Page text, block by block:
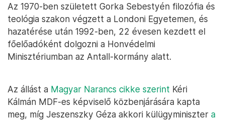
Az 1970-ben született Gorka Sebestyén filozófia és
teológia szakon végzett a Londoni Egyetemen, és
hazatérése után 1992-ben, 22 évesen kezdett el
főelőadóként dolgozni a Honvédelmi
Minisztériumban az Antall-kormány alatt.
Az állást a Magyar Narancs cikke szerint Kéri
Kálmán MDF-es képviselő közbenjárására kapta
meg, míg Jeszenszky Géza akkori külügyminiszter a